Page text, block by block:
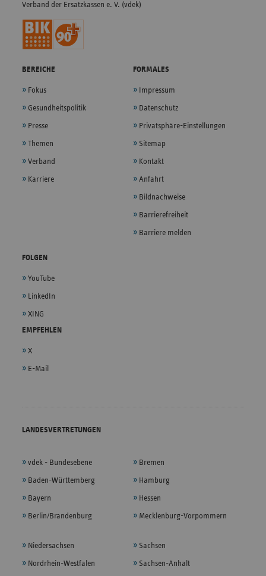
Verband der Ersatzkassen e. V. (vdek)
BEREICHE
Fokus
Gesundheitspolitik
Presse
Themen
Verband
Karriere
FORMALES
Impressum
Datenschutz
Privatsphäre-Einstellungen
Sitemap
Kontakt
Anfahrt
Bildnachweise
Barrierefreiheit
Barriere melden
FOLGEN
YouTube
LinkedIn
XING
EMPFEHLEN
X
E-Mail
LANDESVERTRETUNGEN
vdek - Bundesebene
Baden-Württemberg
Bayern
Berlin/Brandenburg
Bremen
Hamburg
Hessen
Mecklenburg-Vorpommern
Niedersachsen
Nordrhein-Westfalen
Sachsen
Sachsen-Anhalt